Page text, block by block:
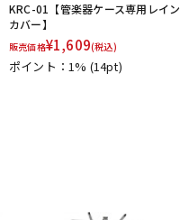
KRC-01【管楽器ケース専用レイン
カバー】
販売価格¥1,609(税込)
ポイント：1% (14pt)